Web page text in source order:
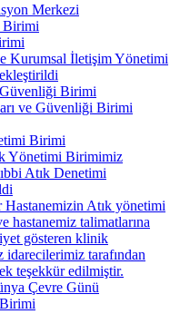
Merkezi
Birimi
Kurumsal İletişim Yönetimi
Güvenliği Birimi
ve Güvenliği Birimi
Birimi
Yönetimi Birimimiz
Atık Denetimi
Hastanemizin Atık yönetimi
hastanemiz talimatlarına
gösteren klinik
idarecilerimiz tarafından
teşekkür edilmiştir.
Çevre Günü